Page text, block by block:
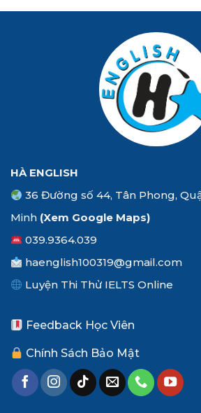
HÀ ENGLISH
36 Đường số 44, Tân Phong,
Minh (Xem Google Maps)
039.9364.039
haenglish100319@gmail.com
Luyện Thi Thử IELTS Online
Feedback Học Viên
Chính Sách Bảo Mật